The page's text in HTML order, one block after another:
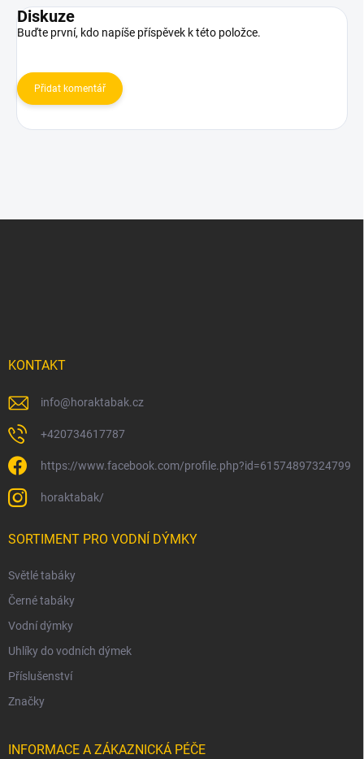
Diskuze
Buďte první, kdo napíše příspěvek k této položce.
Přidat komentář
KONTAKT
info@horaktabak.cz
+420734617787
https://www.facebook.com/profile.php?id=61574897324799
horaktabak/
SORTIMENT PRO VODNÍ DÝMKY
Světlé tabáky
Černé tabáky
Vodní dýmky
Uhlíky do vodních dýmek
Příslušenství
Značky
INFORMACE A ZÁKAZNICKÁ PÉČE